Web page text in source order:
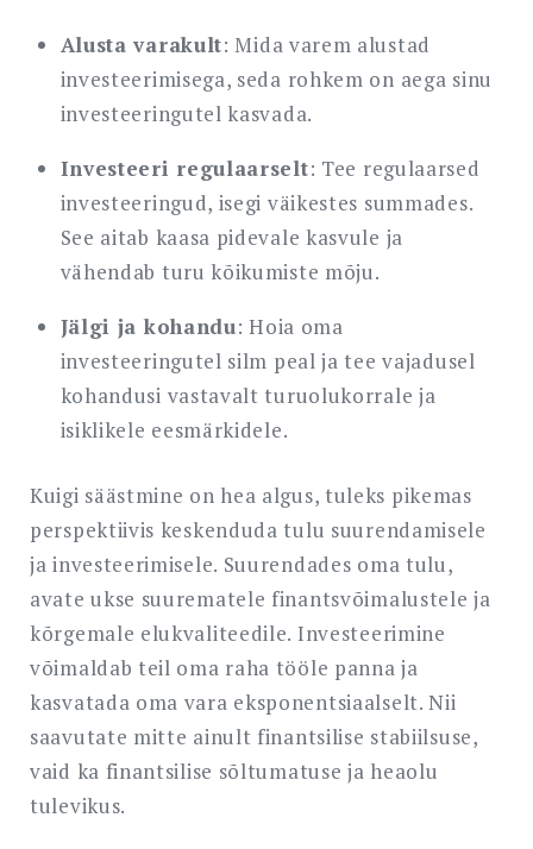
Alusta varakult: Mida varem alustad
investeerimisega, seda rohkem on aega sinu
investeeringutel kasvada.
Investeeri regulaarselt: Tee regulaarsed
investeeringud, isegi väikestes summades.
See aitab kaasa pidevale kasvule ja
vähendab turu kõikumiste mõju.
Jälgi ja kohandu: Hoia oma
investeeringutel silm peal ja tee vajadusel
kohandusi vastavalt turuolukorrale ja
isiklikele eesmärkidele.
Kuigi säästmine on hea algus, tuleks pikemas
perspektiivis keskenduda tulu suurendamisele
ja investeerimisele. Suurendades oma tulu,
avate ukse suurematele finantsvõimalustele ja
kõrgemale elukvaliteedile. Investeerimine
võimaldab teil oma raha tööle panna ja
kasvatada oma vara eksponentsiaalselt. Nii
saavutate mitte ainult finantsilise stabiilsuse,
vaid ka finantsilise sõltumatuse ja heaolu
tulevikus.